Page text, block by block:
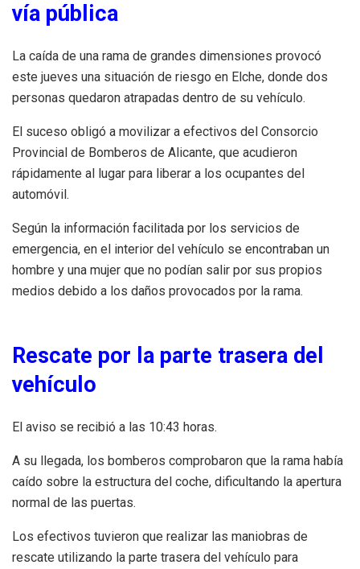
vía pública
La caída de una rama de grandes dimensiones provocó
este jueves una situación de riesgo en Elche, donde dos
personas quedaron atrapadas dentro de su vehículo.
El suceso obligó a movilizar a efectivos del Consorcio
Provincial de Bomberos de Alicante, que acudieron
rápidamente al lugar para liberar a los ocupantes del
automóvil.
Según la información facilitada por los servicios de
emergencia, en el interior del vehículo se encontraban un
hombre y una mujer que no podían salir por sus propios
medios debido a los daños provocados por la rama.
Rescate por la parte trasera del
vehículo
El aviso se recibió a las 10:43 horas.
A su llegada, los bomberos comprobaron que la rama había
caído sobre la estructura del coche, dificultando la apertura
normal de las puertas.
Los efectivos tuvieron que realizar las maniobras de
rescate utilizando la parte trasera del vehículo para